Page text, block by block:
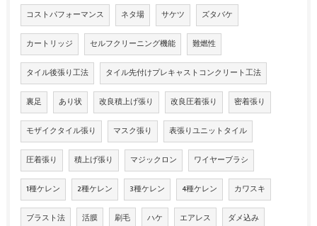
コストパフォーマンス ネタ場 サケツ ズタバケ
カートリッジ セルフクリーニング機能 難燃性
タイル後張り工法 タイル先付けプレキャストコンクリート工法
裏足 あり状 改良積上げ張り 改良圧着張り 密着張り
モザイクタイル張り マスク張り 表張りユニットタイル
圧着張り 積上げ張り マジックロン ワイヤーブラシ
1種ケレン 2種ケレン 3種ケレン 4種ケレン カワスキ
ブラスト法 活膜 刷毛 ハケ エアレス ダメ込み